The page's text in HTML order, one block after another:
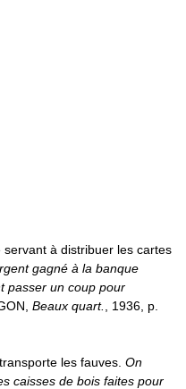
à distribuer les cartes
gagné à la banque
passer un coup pour
Beaux quart.
, 1936, p.
les fauves. On
caisses de bois faites pour